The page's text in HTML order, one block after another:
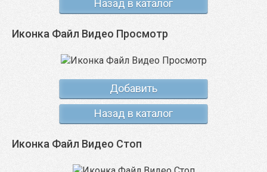
Назад в каталог
Иконка Файл Видео Просмотр
Добавить
Назад в каталог
Иконка Файл Видео Стоп